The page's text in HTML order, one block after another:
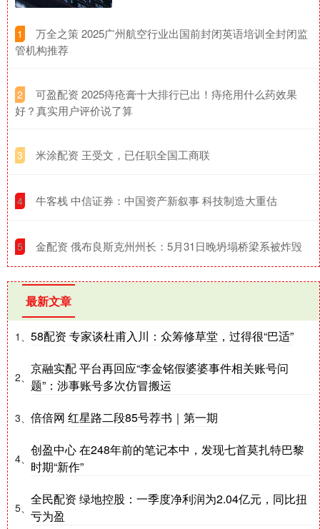
1
​万全之策 2025广州航空行业出国前封闭英语培训全封闭监
管机构推荐
2
​可盈配资 2025痔疮膏十大排行已出！痔疮用什么药效果
好？真实用户评价说了算
3 ​米涂配资 王受文，已任职全国工商联
4 ​牛客栈 中信证券：中国资产新叙事 科技制造大重估
5 ​金配资 俄布良斯克州州长：5月31日晚坍塌桥梁系被炸毁
最新文章
1、 58配资 专家谈杜甫入川：众筹修草堂，过得很“巴适”
2、
京融实配 平台再回应“李金铭假婆婆事件相关账号问
题”：涉事账号多次仿冒搬运
3、 倍倍网 红星路二段85号荐书｜第一期
4、
创盈中心 在248年前的笔记本中，发现七首莫扎特巴黎
时期“新作”
5、
全民配资 绿地控股：一季度净利润为2.04亿元，同比扭
亏为盈